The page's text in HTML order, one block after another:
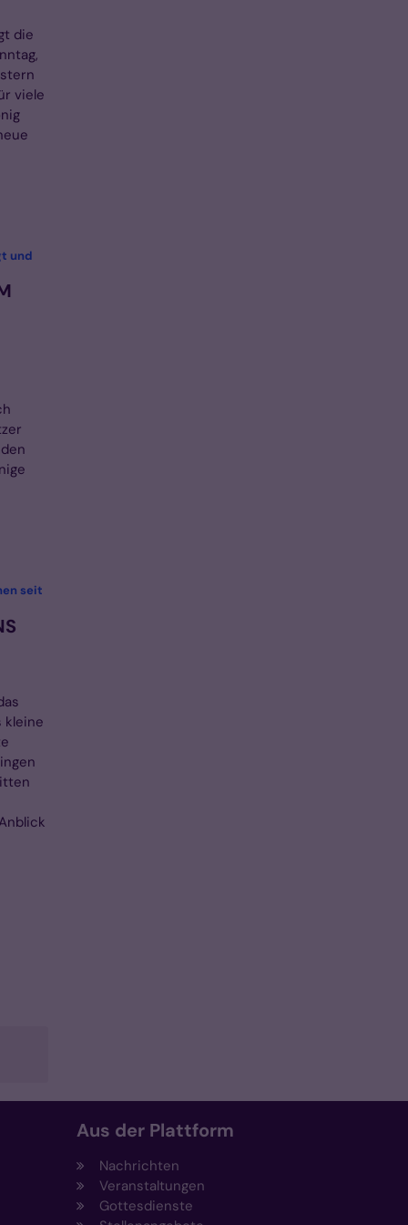
die
viele
und
seit
kleine
Aus der Plattform
Nachrichten
Veranstaltungen
Gottesdienste